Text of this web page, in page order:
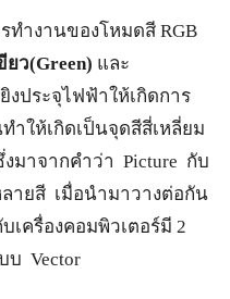
ทำงานของโหมดสี RGB
ยว(Green) และ
งประจุไฟฟ้าให้เกิดการ
ำให้เกิดเป็นจุดสีสี่เหลี่ยม
งมาจากคำว่า Picture กับ
ลายสี เมื่อนำมาวางต่อกัน
เครื่องคอมพิวเตอร์มี 2
บ Vector